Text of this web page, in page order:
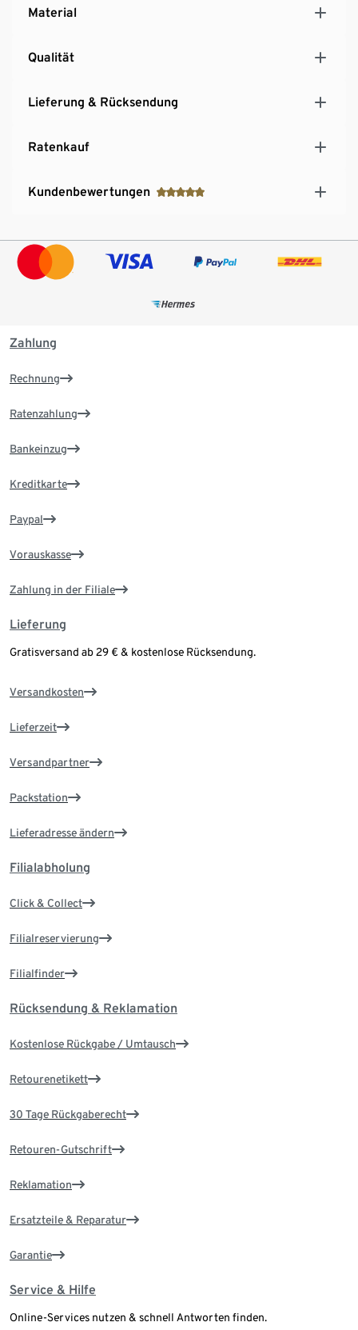
Material
Qualität
Lieferung & Rücksendung
Ratenkauf
Kundenbewertungen
Zahlung
Rechnung
Ratenzahlung
Bankeinzug
Kreditkarte
Paypal
Vorauskasse
Zahlung in der Filiale
Lieferung
Gratisversand ab 29 € & kostenlose Rücksendung.
Versandkosten
Lieferzeit
Versandpartner
Packstation
Lieferadresse ändern
Filialabholung
Click & Collect
Filialreservierung
Filialfinder
Rücksendung & Reklamation
Kostenlose Rückgabe / Umtausch
Retourenetikett
30 Tage Rückgaberecht
Retouren-Gutschrift
Reklamation
Ersatzteile & Reparatur
Garantie
Service & Hilfe
Online-Services nutzen & schnell Antworten finden.